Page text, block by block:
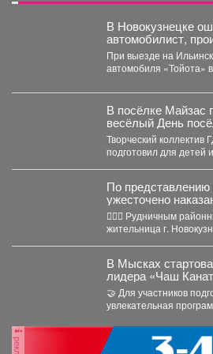
В Новокузнецке
автомобилист,
запрещающий
При выезде на
автомобиля «Тойота»
В посёлке Майзас
весёлый День
Творческий коллектив
подготовил для детей
По представлению
ужесточено
Интернет-
наркотических
🧑🏻‍⚖️ Рудничным
жительница г.
В Мысках
лидера «Чаш
🤝 Для участников
увлекательная
работать...